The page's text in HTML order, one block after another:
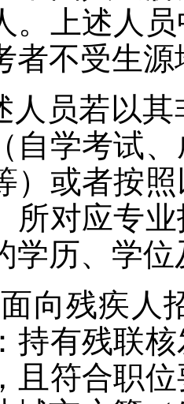
。上述人
者不受生
人员若以
自学考试
）或者按
所对应专
学历、学
向残疾人
持有残联
且符合职